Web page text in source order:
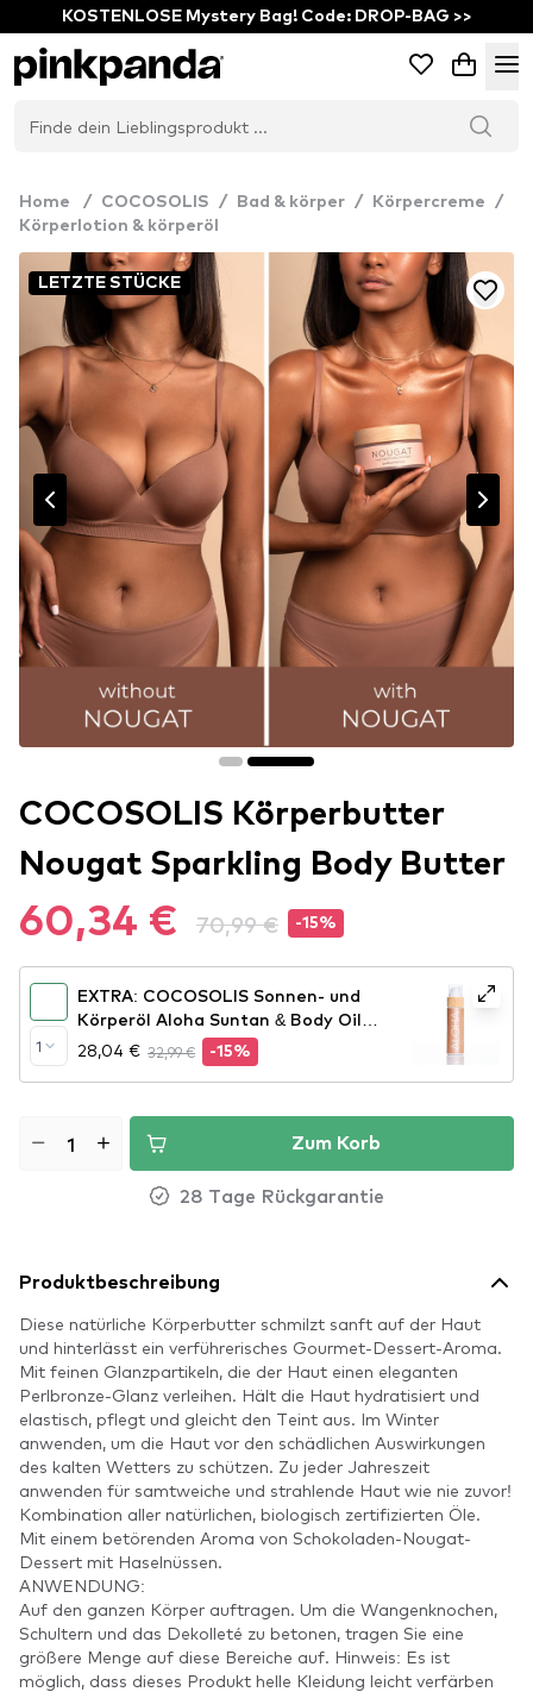
KOSTENLOSE Mystery Bag! Code: DROP-BAG >>
Home / COCOSOLIS / Bad & körper / Körpercreme
/
Körperlotion & körperöl
LETZTE STÜCKE
COCOSOLIS Körperbutter
Nougat Sparkling Body Butter
60,34 € 70,99 € -15%
1
EXTRA: COCOSOLIS Sonnen- und
Körperöl Aloha Suntan & Body Oil -
110ml
28,04 € 32,99 € -15%
Zum Korb
28 Tage Rückgarantie
Produktbeschreibung
Diese natürliche Körperbutter schmilzt sanft auf der Haut
und hinterlässt ein verführerisches Gourmet-Dessert-Aroma.
Mit feinen Glanzpartikeln, die der Haut einen eleganten
Perlbronze-Glanz verleihen. Hält die Haut hydratisiert und
elastisch, pflegt und gleicht den Teint aus. Im Winter
anwenden, um die Haut vor den schädlichen Auswirkungen
des kalten Wetters zu schützen. Zu jeder Jahreszeit
anwenden für samtweiche und strahlende Haut wie nie zuvor!
Kombination aller natürlichen, biologisch zertifizierten Öle.
Mit einem betörenden Aroma von Schokoladen-Nougat-
Dessert mit Haselnüssen.
ANWENDUNG:
Auf den ganzen Körper auftragen. Um die Wangenknochen,
Schultern und das Dekolleté zu betonen, tragen Sie eine
größere Menge auf diese Bereiche auf. Hinweis: Es ist
möglich, dass dieses Produkt helle Kleidung leicht verfärben